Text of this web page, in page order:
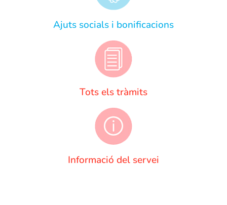
Ajuts socials i bonificacions
Tots els tràmits
Informació del servei